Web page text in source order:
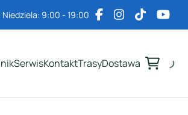
Niedziela: 9:00 - 19:00
SerwisKontaktTrasyDostawa